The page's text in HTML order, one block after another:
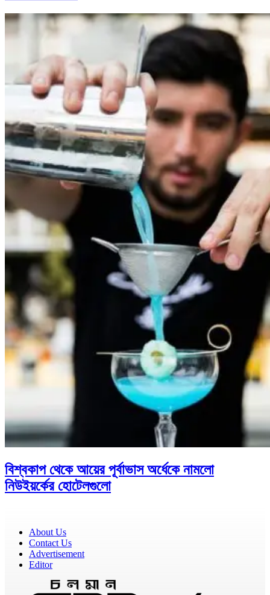
বিশ্বকাপ থেকে আয়ের পূর্বাভাস অর্ধেকে নামলো
নিউইয়র্কের হোটেলগুলো
About Us
Contact Us
Advertisement
Editor